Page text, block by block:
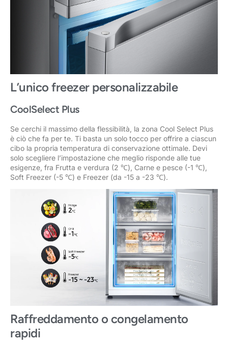
L’unico freezer personalizzabile
CoolSelect Plus
Se cerchi il massimo della flessibilità, la zona Cool Select Plus
è ciò che fa per te. Ti basta un solo tocco per offrire a ciascun
cibo la propria temperatura di conservazione ottimale. Devi
solo scegliere l’impostazione che meglio risponde alle tue
esigenze, fra Frutta e verdura (2 ℃), Carne e pesce (-1 ℃),
Soft Freezer (-5 ℃) e Freezer (da -15 a -23 ℃).
Raffreddamento o congelamento
rapidi